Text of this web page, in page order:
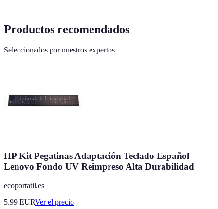
Productos recomendados
Seleccionados por nuestros expertos
HP Kit Pegatinas Adaptación Teclado Español
Lenovo Fondo UV Reimpreso Alta Durabilidad
ecoportatil.es
5.99 EURVer el precio